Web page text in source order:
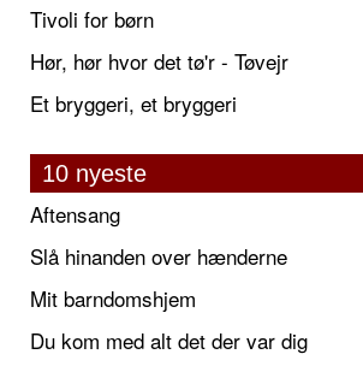
Tivoli for børn
Hør, hør hvor det tø'r - Tøvejr
Et bryggeri, et bryggeri
10 nyeste
Aftensang
Slå hinanden over hænderne
Mit barndomshjem
Du kom med alt det der var dig